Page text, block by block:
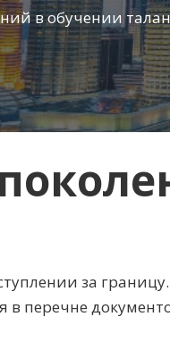
в обучении
за
в перечне